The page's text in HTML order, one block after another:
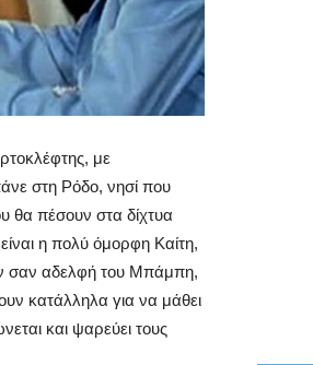
με
στη Ρόδο, νησί που
θα πέσουν στα δίχτυα
η πολύ όμορφη Καίτη,
σαν αδελφή του Μπάμπη,
κατάλληλα για να μάθει
και ψαρεύει τους